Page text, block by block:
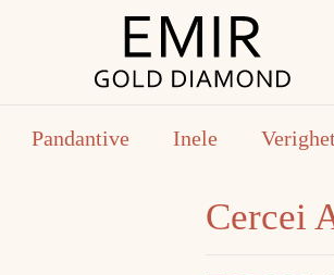
Pandantive Inele
Cercei